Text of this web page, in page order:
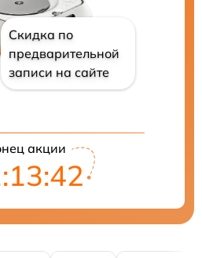
Скидка по
предварительной
записи на сайте
акции